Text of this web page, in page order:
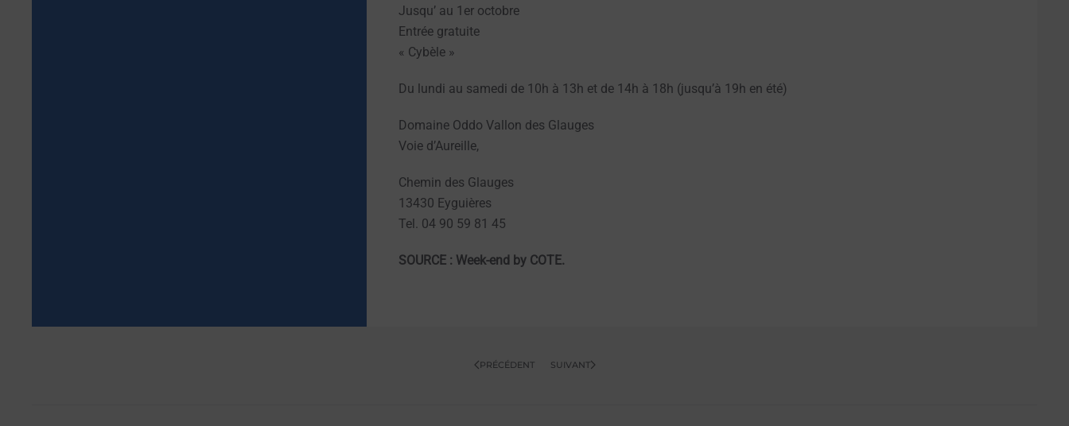
Jusqu’ au 1er octobre
Entrée gratuite
« Cybèle »
Du lundi au samedi de 10h à 13h et de 14h à 18h (jusqu’à 19h en été)
Domaine Oddo Vallon des Glauges
Voie d’Aureille,
Chemin des Glauges
13430 Eyguières
Tel. 04 90 59 81 45
SOURCE : Week-end by COTE.
PRÉCÉDENT SUIVANT